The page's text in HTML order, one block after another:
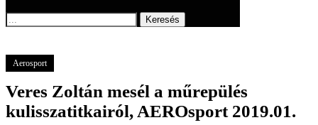
Keresés
Aerosport
Veres Zoltán mesél a műrepülés
kulisszatitkairól, AEROsport 2019.01.